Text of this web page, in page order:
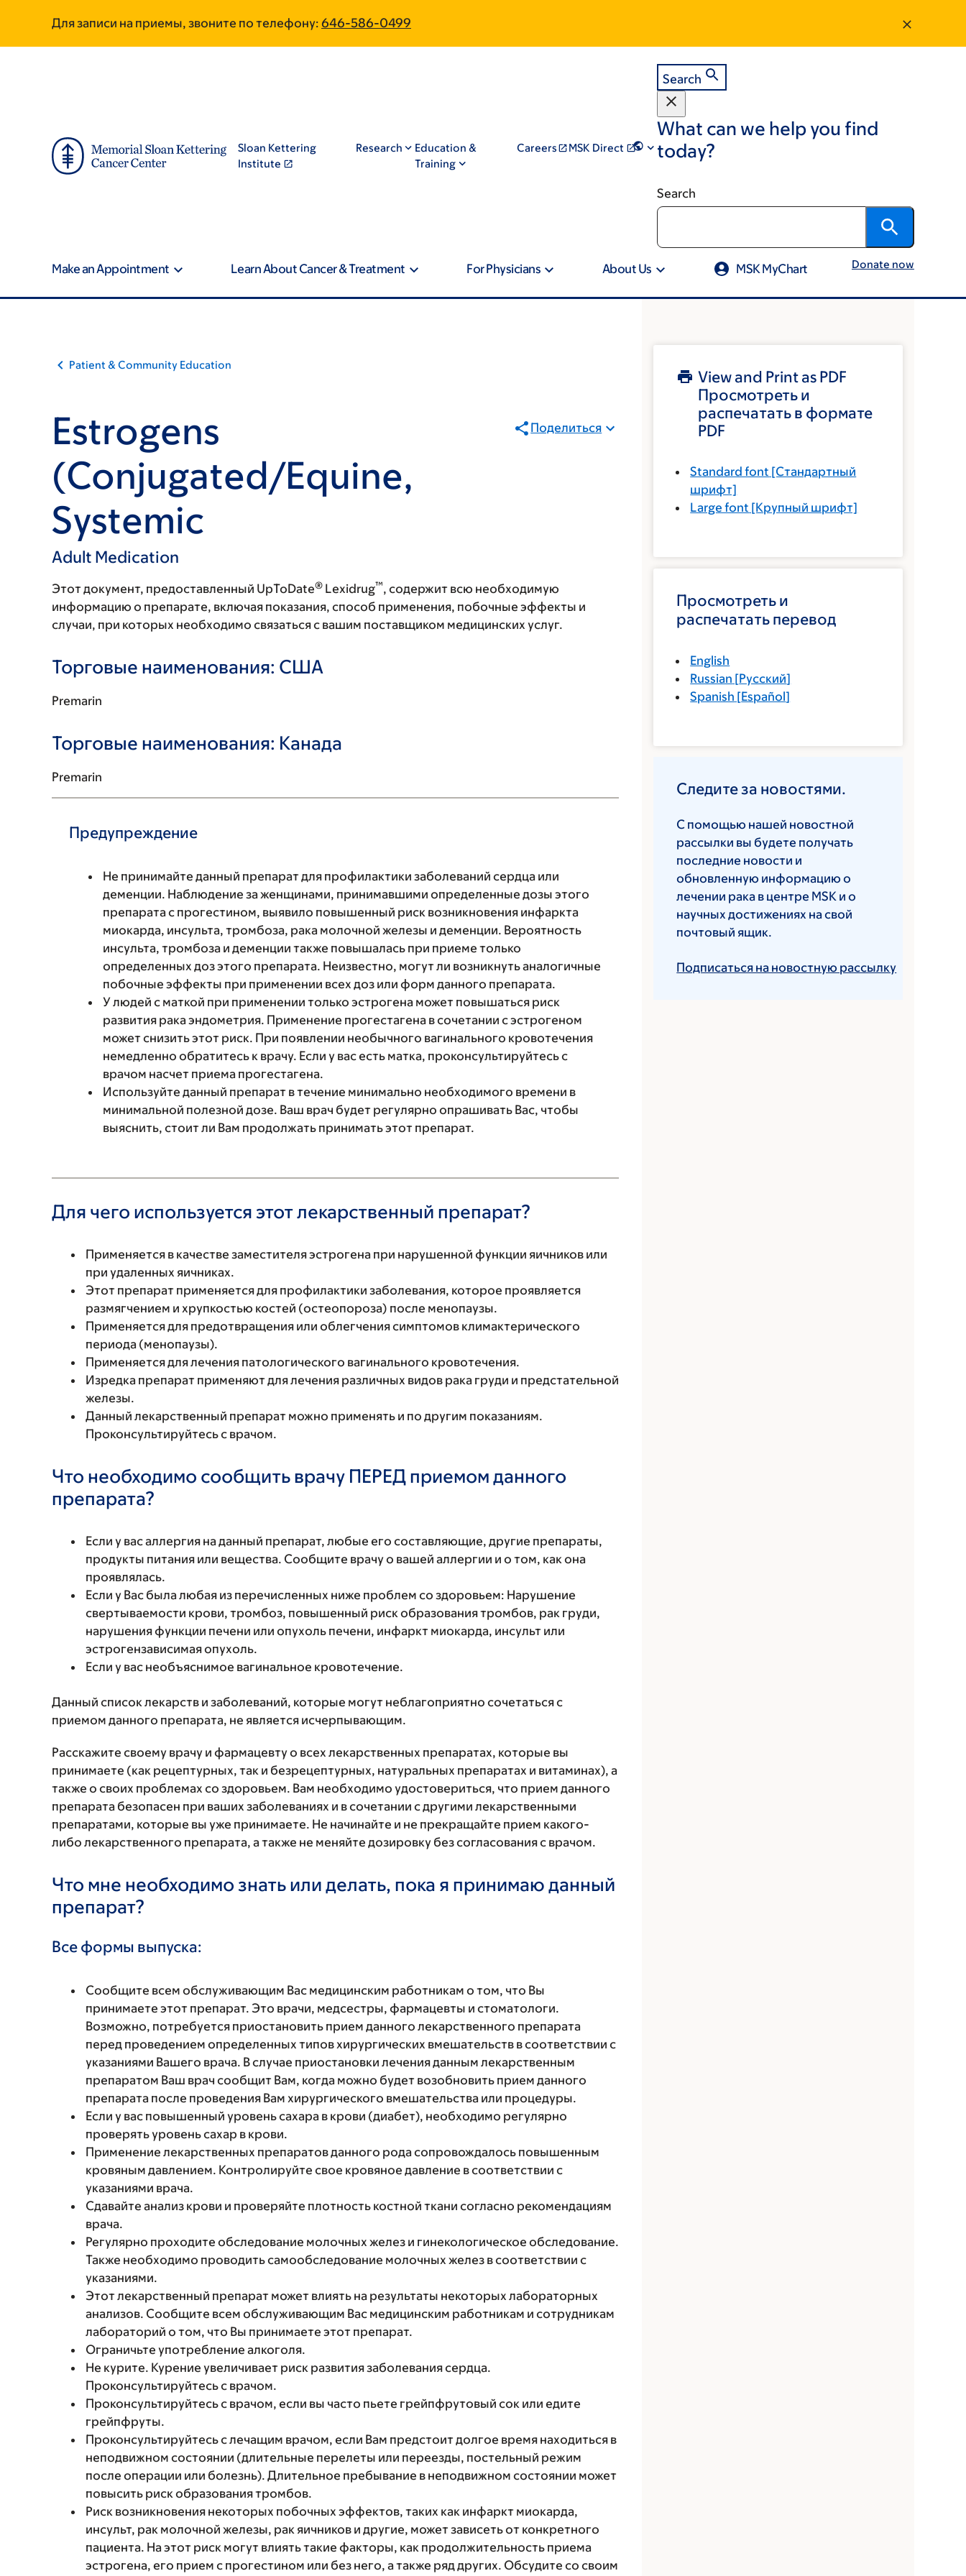
main
footer
Для записи на приемы, звоните по телефону: 646-586-0499
Sloan Kettering
Institute
Research
Education &
Training
Careers MSK Direct
Search
What can we help you find
today?
Search
Make an Appointment Learn About Cancer & Treatment For Physicians About Us MSK MyChart Donate now
Patient & Community Education
Estrogens
(Conjugated/Equine,
Systemic
Adult Medication
Поделиться
Этот документ, предоставленный UpToDate® Lexidrug™, содержит всю необходимую
информацию о препарате, включая показания, способ применения, побочные эффекты и
случаи, при которых необходимо связаться с вашим поставщиком медицинских услуг.
Торговые наименования: США
Premarin
Торговые наименования: Канада
Premarin
Предупреждение
Не принимайте данный препарат для профилактики заболеваний сердца или
деменции. Наблюдение за женщинами, принимавшими определенные дозы этого
препарата с прогестином, выявило повышенный риск возникновения инфаркта
миокарда, инсульта, тромбоза, рака молочной железы и деменции. Вероятность
инсульта, тромбоза и деменции также повышалась при приеме только
определенных доз этого препарата. Неизвестно, могут ли возникнуть аналогичные
побочные эффекты при применении всех доз или форм данного препарата.
У людей с маткой при применении только эстрогена может повышаться риск
развития рака эндометрия. Применение прогестагена в сочетании с эстрогеном
может снизить этот риск. При появлении необычного вагинального кровотечения
немедленно обратитесь к врачу. Если у вас есть матка, проконсультируйтесь с
врачом насчет приема прогестагена.
Используйте данный препарат в течение минимально необходимого времени в
минимальной полезной дозе. Ваш врач будет регулярно опрашивать Вас, чтобы
выяснить, стоит ли Вам продолжать принимать этот препарат.
Для чего используется этот лекарственный препарат?
Применяется в качестве заместителя эстрогена при нарушенной функции яичников или
при удаленных яичниках.
Этот препарат применяется для профилактики заболевания, которое проявляется
размягчением и хрупкостью костей (остеопороза) после менопаузы.
Применяется для предотвращения или облегчения симптомов климактерического
периода (менопаузы).
Применяется для лечения патологического вагинального кровотечения.
Изредка препарат применяют для лечения различных видов рака груди и предстательной
железы.
Данный лекарственный препарат можно применять и по другим показаниям.
Проконсультируйтесь с врачом.
Что необходимо сообщить врачу ПЕРЕД приемом данного
препарата?
Если у вас аллергия на данный препарат, любые его составляющие, другие препараты,
продукты питания или вещества. Сообщите врачу о вашей аллергии и о том, как она
проявлялась.
Если у Вас была любая из перечисленных ниже проблем со здоровьем: Нарушение
свертываемости крови, тромбоз, повышенный риск образования тромбов, рак груди,
нарушения функции печени или опухоль печени, инфаркт миокарда, инсульт или
эстрогензависимая опухоль.
Если у вас необъяснимое вагинальное кровотечение.
Данный список лекарств и заболеваний, которые могут неблагоприятно сочетаться с
приемом данного препарата, не является исчерпывающим.
Расскажите своему врачу и фармацевту о всех лекарственных препаратах, которые вы
принимаете (как рецептурных, так и безрецептурных, натуральных препаратах и витаминах), а
также о своих проблемах со здоровьем. Вам необходимо удостовериться, что прием данного
препарата безопасен при ваших заболеваниях и в сочетании с другими лекарственными
препаратами, которые вы уже принимаете. Не начинайте и не прекращайте прием какого-
либо лекарственного препарата, а также не меняйте дозировку без согласования с врачом.
Что мне необходимо знать или делать, пока я принимаю данный
препарат?
Все формы выпуска:
Сообщите всем обслуживающим Вас медицинским работникам о том, что Вы
принимаете этот препарат. Это врачи, медсестры, фармацевты и стоматологи.
Возможно, потребуется приостановить прием данного лекарственного препарата
перед проведением определенных типов хирургических вмешательств в соответствии с
указаниями Вашего врача. В случае приостановки лечения данным лекарственным
препаратом Ваш врач сообщит Вам, когда можно будет возобновить прием данного
препарата после проведения Вам хирургического вмешательства или процедуры.
Если у вас повышенный уровень сахара в крови (диабет), необходимо регулярно
проверять уровень сахар в крови.
Применение лекарственных препаратов данного рода сопровождалось повышенным
кровяным давлением. Контролируйте свое кровяное давление в соответствии с
указаниями врача.
Сдавайте анализ крови и проверяйте плотность костной ткани согласно рекомендациям
врача.
Регулярно проходите обследование молочных желез и гинекологическое обследование.
Также необходимо проводить самообследование молочных желез в соответствии с
указаниями.
Этот лекарственный препарат может влиять на результаты некоторых лабораторных
анализов. Сообщите всем обслуживающим Вас медицинским работникам и сотрудникам
лабораторий о том, что Вы принимаете этот препарат.
Ограничьте употребление алкоголя.
Не курите. Курение увеличивает риск развития заболевания сердца.
Проконсультируйтесь с врачом.
Проконсультируйтесь с врачом, если вы часто пьете грейпфрутовый сок или едите
грейпфруты.
Проконсультируйтесь с лечащим врачом, если Вам предстоит долгое время находиться в
неподвижном состоянии (длительные перелеты или переезды, постельный режим
после операции или болезнь). Длительное пребывание в неподвижном состоянии может
повысить риск образования тромбов.
Риск возникновения некоторых побочных эффектов, таких как инфаркт миокарда,
инсульт, рак молочной железы, рак яичников и другие, может зависеть от конкретного
пациента. На этот риск могут влиять такие факторы, как продолжительность приема
эстрогена, его прием с прогестином или без него, а также ряд других. Обсудите со своим
View and Print as PDF
Просмотреть и
распечатать в формате
PDF
Standard font [Стандартный
шрифт]
Large font [Крупный шрифт]
Просмотреть и
распечатать перевод
English
Russian [Русский]
Spanish [Español]
Следите за новостями.
С помощью нашей новостной
рассылки вы будете получать
последние новости и
обновленную информацию о
лечении рака в центре MSK и о
научных достижениях на свой
почтовый ящик.
Подписаться на новостную рассылку